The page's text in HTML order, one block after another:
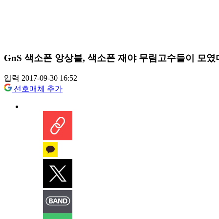
GnS 색소폰 앙상블, 색소폰 재야 무림고수들이 모였
입력 2017-09-30 16:52
선호매체 추가